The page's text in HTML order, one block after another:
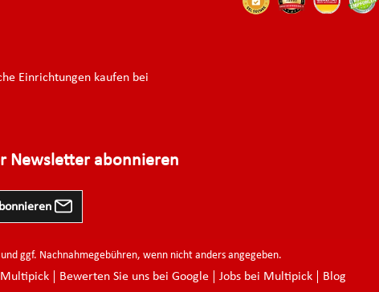
Einrichtungen kaufen bei
Newsletter abonnieren
und ggf. Nachnahmegebühren, wenn nicht anders angegeben.
Bewerten Sie uns bei Google Jobs bei Multipick Blog